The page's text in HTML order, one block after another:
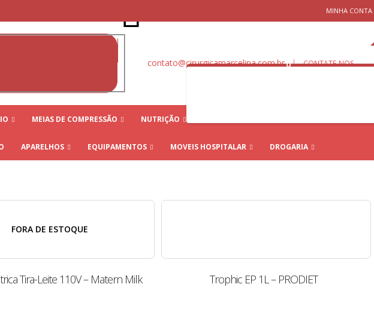
MINHA CONTA⠀
contato@cirurgicamarcelina.com.br | CONTATE-NOS
0
MEIAS DE COMPRESSÃO NUTRIÇÃO MOBILIDADE E
APARELHOS EQUIPAMENTOS MOVEIS HOSPITALAR DROGARIA
FORA DE ESTOQUE
Tira-Leite 110V – Matern Milk Trophic EP 1L – PRODIET